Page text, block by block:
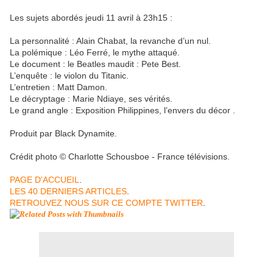
Les sujets abordés jeudi 11 avril à 23h15 :
La personnalité : Alain Chabat, la revanche d’un nul.
La polémique : Léo Ferré, le mythe attaqué.
Le document : le Beatles maudit : Pete Best.
L’enquête : le violon du Titanic.
L’entretien : Matt Damon.
Le décryptage : Marie Ndiaye, ses vérités.
Le grand angle : Exposition Philippines, l’envers du décor .
Produit par Black Dynamite.
Crédit photo © Charlotte Schousboe - France télévisions.
PAGE D'ACCUEIL
LES 40 DERNIERS ARTICLES
RETROUVEZ NOUS SUR CE COMPTE TWITTER